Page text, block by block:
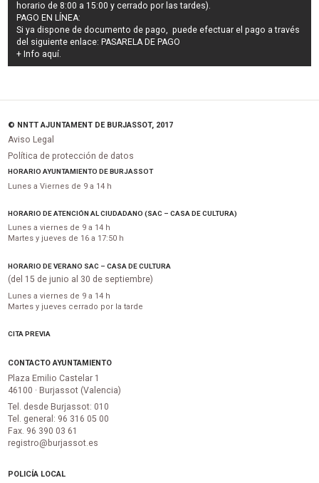
horario de 8:00 a 15:00 y cerrado por las tardes).
PAGO EN LÍNEA:
Si ya dispone de documento de pago, puede efectuar el pago a través
del siguiente enlace: PASARELA DE PAGO
+ Info aquí.
© NNTT AJUNTAMENT DE BURJASSOT, 2017
Aviso Legal
Política de protección de datos
HORARIO AYUNTAMIENTO DE BURJASSOT
Lunes a Viernes de 9 a 14 h
HORARIO DE ATENCIÓN AL CIUDADANO (SAC – CASA DE CULTURA)
Lunes a viernes de 9 a 14 h
Martes y jueves de 16 a 17:50 h
HORARIO DE VERANO SAC – CASA DE CULTURA
(del 15 de junio al 30 de septiembre)
Lunes a viernes de 9 a 14 h
Martes y jueves cerrado por la tarde
CITA PREVIA
CONTACTO AYUNTAMIENTO
Plaza Emilio Castelar 1
46100 · Burjassot (Valencia)
Tel. desde Burjassot: 010
Tel. general: 96 316 05 00
Fax. 96 390 03 61
registro@burjassot.es
POLICÍA LOCAL